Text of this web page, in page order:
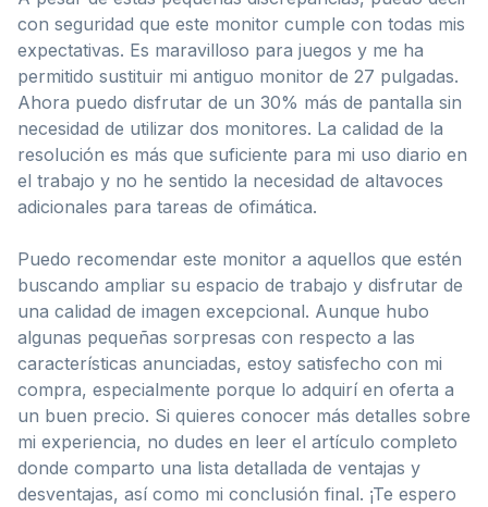
con seguridad que este monitor cumple con todas mis
expectativas. Es maravilloso para juegos y me ha
permitido sustituir mi antiguo monitor de 27 pulgadas.
Ahora puedo disfrutar de un 30% más de pantalla sin
necesidad de utilizar dos monitores. La calidad de la
resolución es más que suficiente para mi uso diario en
el trabajo y no he sentido la necesidad de altavoces
adicionales para tareas de ofimática.
Puedo recomendar este monitor a aquellos que estén
buscando ampliar su espacio de trabajo y disfrutar de
una calidad de imagen excepcional. Aunque hubo
algunas pequeñas sorpresas con respecto a las
características anunciadas, estoy satisfecho con mi
compra, especialmente porque lo adquirí en oferta a
un buen precio. Si quieres conocer más detalles sobre
mi experiencia, no dudes en leer el artículo completo
donde comparto una lista detallada de ventajas y
desventajas, así como mi conclusión final. ¡Te espero